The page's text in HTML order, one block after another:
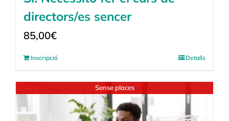
directors/es sencer
85,00€
Inscripció Detalls
Sense places